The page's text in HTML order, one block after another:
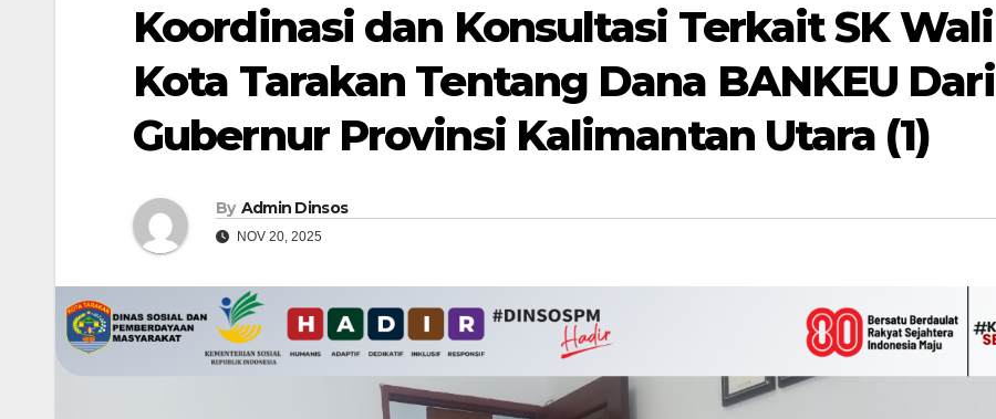
Koordinasi dan Konsultasi Terkait SK Wali
Kota Tarakan Tentang Dana BANKEU Dari
Gubernur Provinsi Kalimantan Utara (1)
By Admin Dinsos
NOV 20, 2025